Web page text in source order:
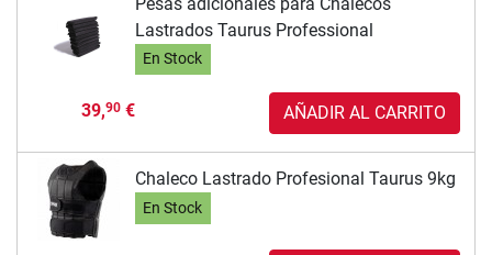
Lastrados Taurus Professional
En Stock
39,90€ AÑADIR AL CARRITO
Chaleco Lastrado Profesional Taurus 9kg
En Stock